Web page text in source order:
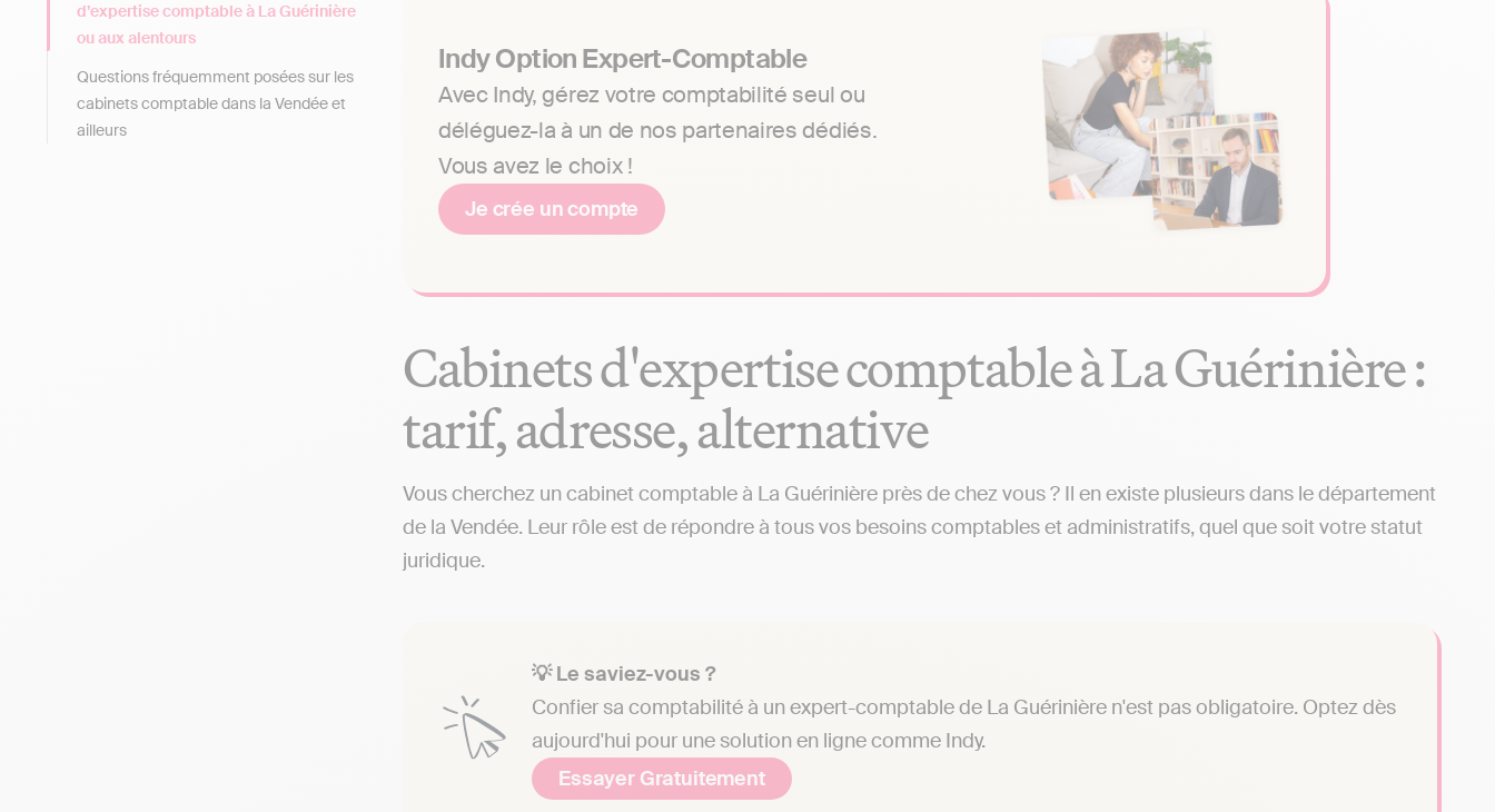
Indy Option Expert-Comptable
Avec Indy, gérez votre comptabilité seul ou
déléguez-la à un de nos partenaires dédiés.
Vous avez le choix !
Je crée un compte
Cabinets d'expertise comptable à La Guérinière :
tarif, adresse, alternative
Vous cherchez un cabinet comptable à La Guérinière près de chez vous ? Il en existe plusieurs dans le département
de la Vendée. Leur rôle est de répondre à tous vos besoins comptables et administratifs, quel que soit votre statut
juridique.
💡 Le saviez-vous ?
Confier sa comptabilité à un expert-comptable de La Guérinière n'est pas obligatoire. Optez dès
aujourd'hui pour une solution en ligne comme Indy.
Essayer Gratuitement
d’expertise comptable à La Guérinière
ou aux alentours
Questions fréquemment posées sur les
cabinets comptable dans la Vendée et
ailleurs